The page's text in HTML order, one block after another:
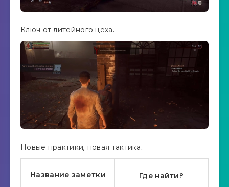
Ключ от литейного цеха.
Новые практики, новая тактика.
Название заметки Где найти?